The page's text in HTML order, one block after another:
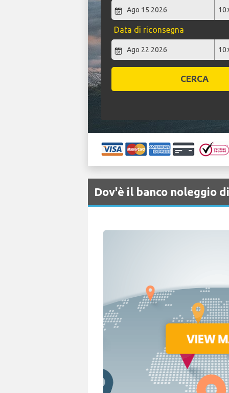
Data di riconsegna
CERCA
Dov'è il banco noleggio